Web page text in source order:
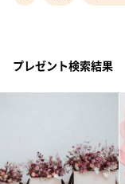
プレゼント検索結果